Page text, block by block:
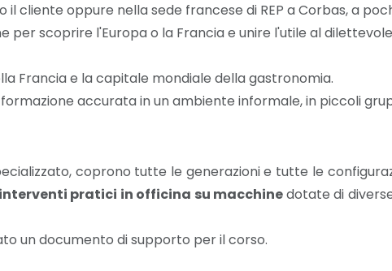
cliente oppure nella sede francese di REP a Corbas, a
per scoprire l'Europa o la Francia e unire l'utile al
Francia e la capitale mondiale della gastronomia.
accurata in un ambiente informale, in piccoli
coprono tutte le generazioni e tutte le
pratici in officina su macchinedotate di
un documento di supporto per il corso.
Cédric S.
Corso
seguito:
tecnica di
Anthony H.
Corso
seguito:
presse
Anonimo
Corso
seguito:
presse G9